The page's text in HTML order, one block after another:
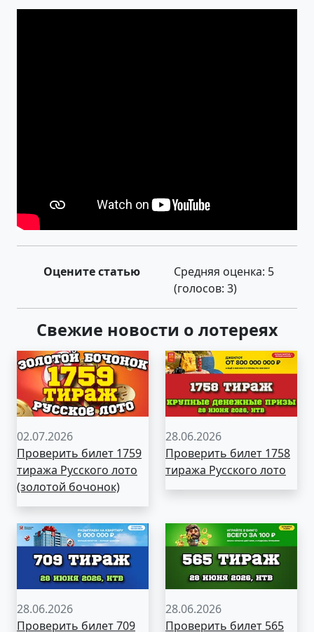
Оцените статью Средняя оценка: 5
(голосов: 3)
Свежие новости о лотереях
02.07.2026
Проверить билет 1759
тиража Русского лото
(золотой бочонок)
28.06.2026
Проверить билет 1758
тиража Русского лото
28.06.2026
Проверить билет 709
28.06.2026
Проверить билет 565